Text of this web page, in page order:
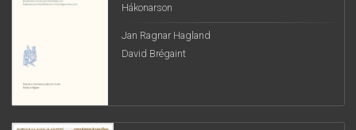
Hákonarson
Jan Ragnar Hagland
David Brégaint